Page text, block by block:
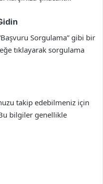
Sorgulama” gibi bir
tıklayarak sorgulama
takip edebilmeniz için
bilgiler genellikle